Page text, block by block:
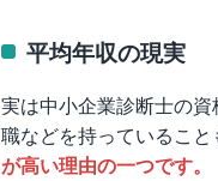
平均年収の現実
実は中小企業診断士の
職などを持っているこ
が高い理由の一つです。